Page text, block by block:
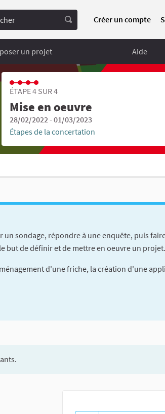
Créer un compte
un projet Aide
ÉTAPE 4 SUR 4
Mise en oeuvre
28/02/2022 - 01/03/2023
Étapes de la concertation
sondage, répondre à une enquête, puis
but de définir et de mettre en oeuvre un projet.
d'une friche, la création d'une appli